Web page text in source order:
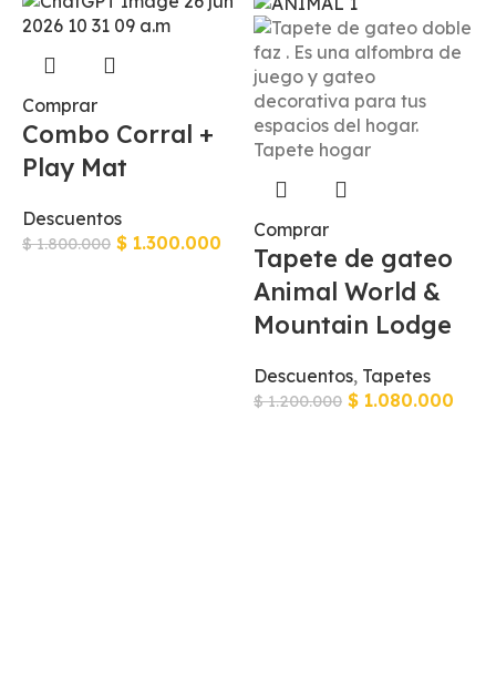
Comprar
Combo Corral +
Play Mat
Descuentos
$1.800.000 $ 1.300.000
Comprar
Tapete de gateo
Animal World &
Mountain Lodge
Descuentos, Tapetes
$1.200.000 $1.080.000